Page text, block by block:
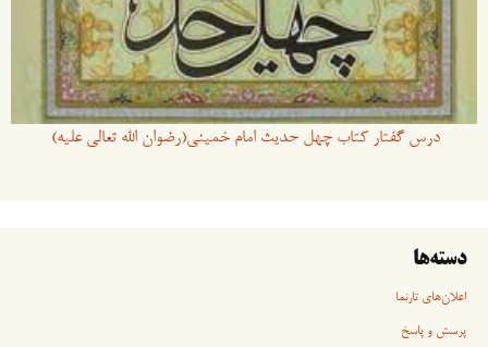
درس گفتار کتاب چهل حدیث امام خمینی(رضوان الله تعالی علیه)
دسته‌ها
اعلان‌های تارنما
پرسش و پاسخ